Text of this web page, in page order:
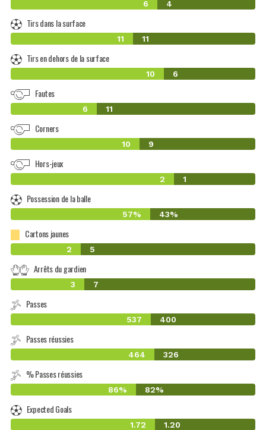
6 4
Tirs dans la surface
11 11
Tirs en dehors de la surface
10 6
Fautes
6 11
Corners
10 9
Hors-jeux
2 1
Possession de la balle
57% 43%
Cartons jaunes
2 5
Arrêts du gardien
3 7
Passes
537 400
Passes réussies
464 326
% Passes réussies
86% 82%
Expected Goals
1.72 1.20